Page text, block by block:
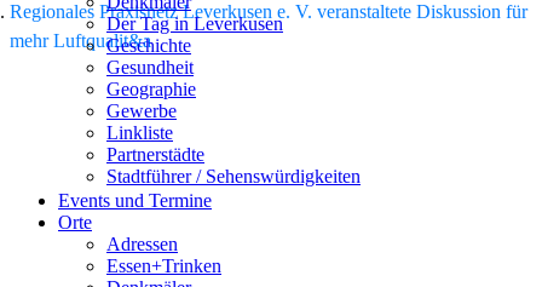
Der Tag in Leverkusen
Geschichte
Gesundheit
Geographie
Gewerbe
Linkliste
Partnerstädte
Stadtführer / Sehenswürdigkeiten
Stadtplan
Sport
Who is who
Events und Termine
Orte
Adressen
Essen+Trinken
Regionales Praxisnetz Leverkusen e. V. veranstaltete Diskussion für
mehr Luftqualit&a